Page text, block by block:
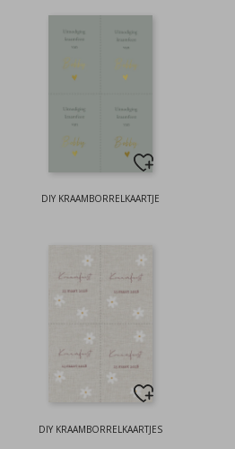
DIY KRAAMBORRELKAARTJE
DIY KRAAMBORRELKAARTJES